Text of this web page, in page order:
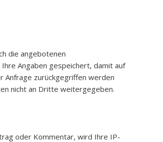
die angebotenen
Angaben gespeichert, damit auf
Anfrage zurückgegriffen werden
nicht an Dritte weitergegeben.
oder Kommentar, wird Ihre IP-